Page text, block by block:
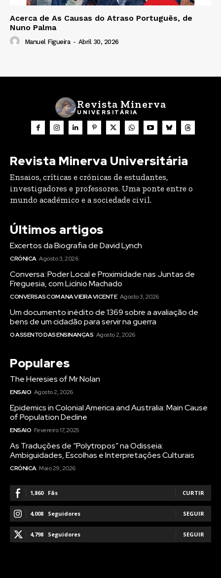
Acerca de As Causas do Atraso Português, de
Nuno Palma
Manuel Figueira - Abril 30, 2026
Revista Minerva
UNIVERSITÁRIA
Revista Minerva Universitária
Ensaios, críticas e crónicas de estudantes,
investigadores e professores. Uma ponte entre o
mundo académico e a sociedade civil.
Últimos artigos
Excertos da Biografia de David Lynch
CRÓNICA Agosto 3, 2026
Conversa: Poder Local e Proximidade nas Juntas de
Freguesia, com Licínio Machado
CONVERSAS COM ANA VIEIRA VICENTE Agosto 3, 2026
Um documento inédito de 1369 sobre a avaliação de
bens de um cidadão para servir na guerra
O ASSENTO DAS ENSINANÇAS Agosto 2, 2026
Populares
The Heresies of Mr Nolan
ENSAIO Agosto 2, 2026
Epidemics in Colonial America and Australia: Main Cause
of Population Decline
ENSAIO Fevereiro 17, 2025
As Traduções de “Polytropos” na Odisseia:
Ambiguidades, Escolhas e Interpretações Culturais
CRÓNICA Maio 29, 2026
1,860 Fãs CURTIR
4,008 Seguidores SEGUIR
4,798 Seguidores SEGUIR